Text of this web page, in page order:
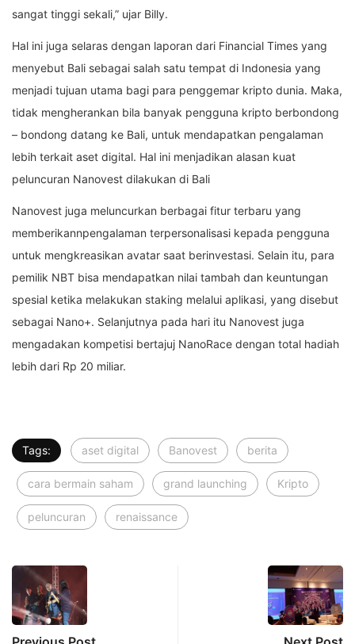
sangat tinggi sekali,” ujar Billy.
Hal ini juga selaras dengan laporan dari Financial Times yang
menyebut Bali sebagai salah satu tempat di Indonesia yang
menjadi tujuan utama bagi para penggemar kripto dunia. Maka,
tidak mengherankan bila banyak pengguna kripto berbondong
– bondong datang ke Bali, untuk mendapatkan pengalaman
lebih terkait aset digital. Hal ini menjadikan alasan kuat
peluncuran Nanovest dilakukan di Bali
Nanovest juga meluncurkan berbagai fitur terbaru yang
memberikannpengalaman terpersonalisasi kepada pengguna
untuk mengkreasikan avatar saat berinvestasi. Selain itu, para
pemilik NBT bisa mendapatkan nilai tambah dan keuntungan
spesial ketika melakukan staking melalui aplikasi, yang disebut
sebagai Nano+. Selanjutnya pada hari itu Nanovest juga
mengadakan kompetisi bertajuj NanoRace dengan total hadiah
lebih dari Rp 20 miliar.
Tags: aset digital Banovest berita
cara bermain saham grand launching Kripto
peluncuran renaissance